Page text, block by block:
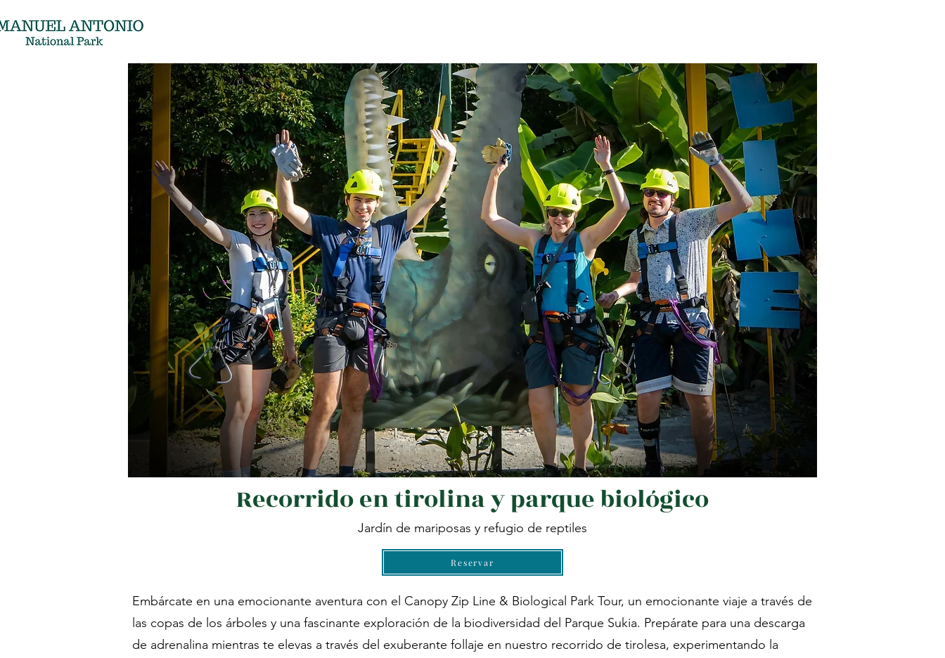
Recorrido en tirolina y parque biológico
Jardín de mariposas y refugio de reptiles
Reservar
Embárcate en una emocionante aventura con el Canopy Zip Line & Biological Park Tour, un emocionante viaje a través de
las copas de los árboles y una fascinante exploración de la biodiversidad del Parque Sukia. Prepárate para una descarga
de adrenalina mientras te elevas a través del exuberante follaje en nuestro recorrido de tirolesa, experimentando la